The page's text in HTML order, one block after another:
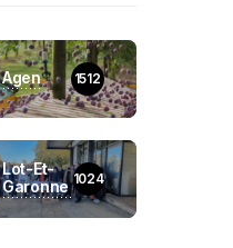
Agen 1512
Lot-Et-
Garonne 1024